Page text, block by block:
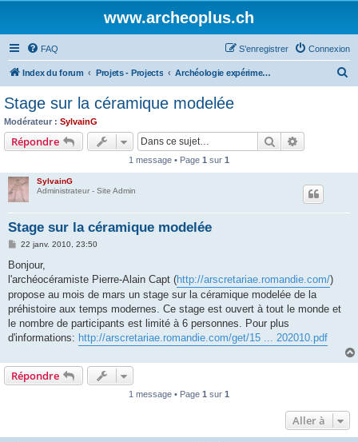
www.archeoplus.ch
FAQ Connexion
S’enregistrer
Index du forum Projets - Projects Archéologie expérimentale - experimental archaeology
Stage sur la céramique modelée
Modérateur : SylvainG
Répondre Rechercher
1 message • Page 1 sur 1
SylvainG
Administrateur - Site Admin
Stage sur la céramique modelée
M
s
a
g
e
22 janv. 2010, 23:50
Bonjour,
l'archéocéramiste Pierre-Alain Capt (http://arscretariae.romandie.com/)
propose au mois de mars un stage sur la céramique modelée de la
préhistoire aux temps modernes. Ce stage est ouvert à tout le monde et
le nombre de participants est limité à 6 personnes. Pour plus
d'informations: http://arscretariae.romandie.com/get/15 ... 202010.pdf
Répondre
1 message • Page 1 sur 1
Aller à